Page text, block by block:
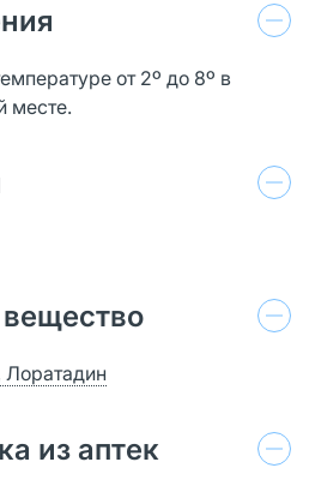
от 2º до 8º в
месте.
из аптек